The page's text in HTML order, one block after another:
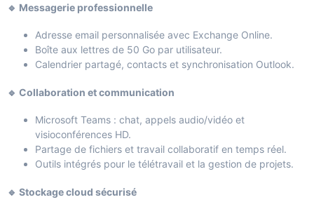
🔹 Messagerie professionnelle
Adresse email personnalisée avec Exchange Online.
Boîte aux lettres de 50 Go par utilisateur.
Calendrier partagé, contacts et synchronisation Outlook.
🔹 Collaboration et communication
Microsoft Teams : chat, appels audio/vidéo et
visioconférences HD.
Partage de fichiers et travail collaboratif en temps réel.
Outils intégrés pour le télétravail et la gestion de projets.
🔹 Stockage cloud sécurisé